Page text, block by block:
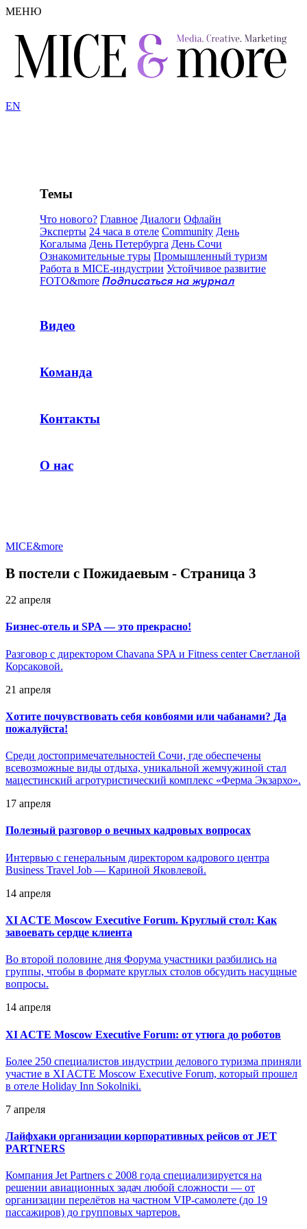
МЕНЮ
EN
Темы
Что нового? Главное Диалоги Офлайн
Эксперты 24 часа в отеле Community День
Когалыма День Петербурга День Сочи
Ознакомительные туры Промышленный туризм
Работа в MICE-индустрии Устойчивое развитие
FOTO&more Подписаться на журнал
Видео
Команда
Контакты
О нас
MICE&more
В постели с Пожидаевым - Страница 3
22 апреля
Бизнес-отель и SPA — это прекрасно!
Разговор с директором Chavana SPA и Fitness center Светланой
Корсаковой.
21 апреля
Хотите почувствовать себя ковбоями или чабанами? Да
пожалуйста!
Среди достопримечательностей Сочи, где обеспечены
всевозможные виды отдыха, уникальной жемчужиной стал
мацестинский агротуристический комплекс «Ферма Экзархо».
17 апреля
Полезный разговор о вечных кадровых вопросах
Интервью с генеральным директором кадрового центра
Business Travel Job — Кариной Яковлевой.
14 апреля
XI ACTE Moscow Executive Forum. Круглый стол: Как
завоевать сердце клиента
Во второй половине дня Форума участники разбились на
группы, чтобы в формате круглых столов обсудить насущные
вопросы.
14 апреля
XI ACTE Moscow Executive Forum: от утюга до роботов
Более 250 специалистов индустрии делового туризма приняли
участие в XI ACTE Moscow Executive Forum, который прошел
в отеле Holiday Inn Sokolniki.
7 апреля
Лайфхаки организации корпоративных рейсов от JET
PARTNERS
Компания Jet Partners с 2008 года специализируется на
решении авиационных задач любой сложности — от
организации перелётов на частном VIP-самолете (до 19
пассажиров) до групповых чартеров.